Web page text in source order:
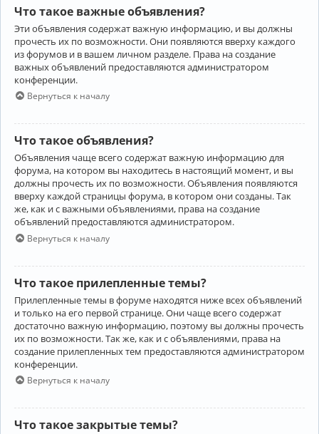
Что такое важные объявления?
Эти объявления содержат важную информацию, и вы должны
прочесть их по возможности. Они появляются вверху каждого
из форумов и в вашем личном разделе. Права на создание
важных объявлений предоставляются администратором
конференции.
Вернуться к началу
Что такое объявления?
Объявления чаще всего содержат важную информацию для
форума, на котором вы находитесь в настоящий момент, и вы
должны прочесть их по возможности. Объявления появляются
вверху каждой страницы форума, в котором они созданы. Так
же, как и с важными объявлениями, права на создание
объявлений предоставляются администратором.
Вернуться к началу
Что такое прилепленные темы?
Прилепленные темы в форуме находятся ниже всех объявлений
и только на его первой странице. Они чаще всего содержат
достаточно важную информацию, поэтому вы должны прочесть
их по возможности. Так же, как и с объявлениями, права на
создание прилепленных тем предоставляются администратором
конференции.
Вернуться к началу
Что такое закрытые темы?